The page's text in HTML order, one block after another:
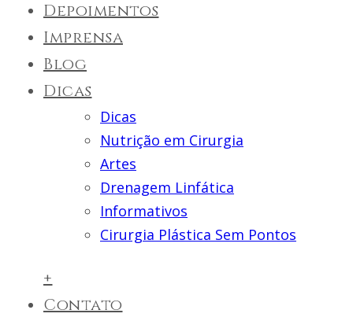
Depoimentos
Imprensa
Blog
Dicas
Dicas
Nutrição em Cirurgia
Artes
Drenagem Linfática
Informativos
Cirurgia Plástica Sem Pontos
+
Contato